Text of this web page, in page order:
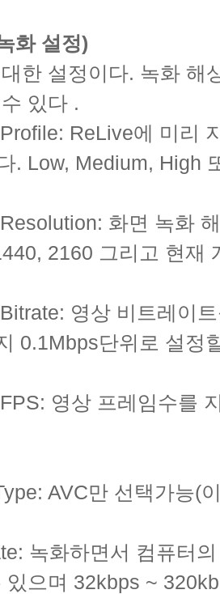
화 설정)
한 설정이다. 녹화 해
있다 .
ReLive에 미리
. Low, Medium, High
화면 녹화
2160 그리고 현재
영상 비트레이
0.1Mbps단위로 설정
영상 프레임수를
AVC만 선택가능(
녹화하면서 컴퓨터
있으며 32kbps ~